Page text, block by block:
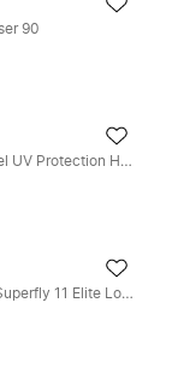
90
Stride Repel UV Protection Hardloopjack
Mercurial Superfly 11 Elite Low-Top Voetbalschoenen